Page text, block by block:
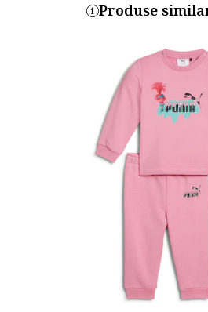
Produse